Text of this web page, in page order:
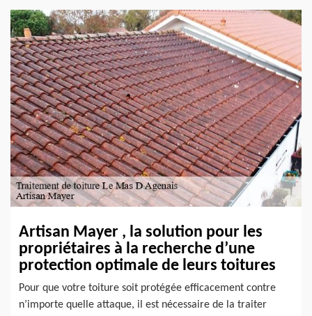
Artisan Mayer , la solution pour les
propriétaires à la recherche d’une
protection optimale de leurs toitures
Pour que votre toiture soit protégée efficacement contre
n’importe quelle attaque, il est nécessaire de la traiter